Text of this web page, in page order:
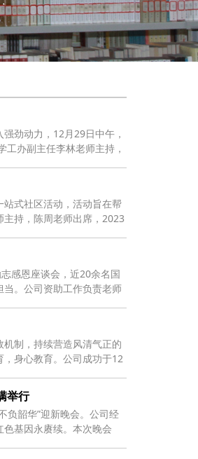
劲动力，12月29日中午，
办副主任李林老师主持，
式社区活动，活动旨在帮
持，陈周老师出席，2023
感恩座谈会，近20余名国
。公司资助工作负责老师
制，持续营造风清气正的
身心教育。公司成功于12
举行
负韶华”迎新晚会。公司经
基因永赓续。本次晚会